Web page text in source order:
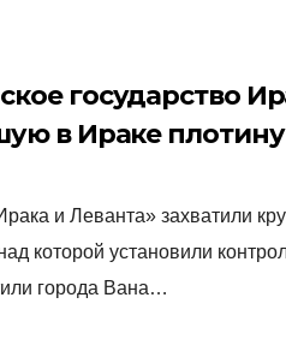
государство
в Ираке плотину
и Леванта» захватили
которой установили
города Вана…